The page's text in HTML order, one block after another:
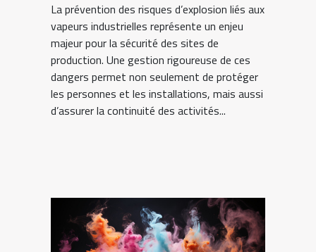
La prévention des risques d’explosion liés aux
vapeurs industrielles représente un enjeu
majeur pour la sécurité des sites de
production. Une gestion rigoureuse de ces
dangers permet non seulement de protéger
les personnes et les installations, mais aussi
d’assurer la continuité des activités...